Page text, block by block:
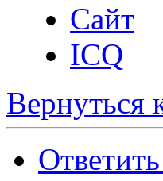
Сайт
ICQ
Вернуться